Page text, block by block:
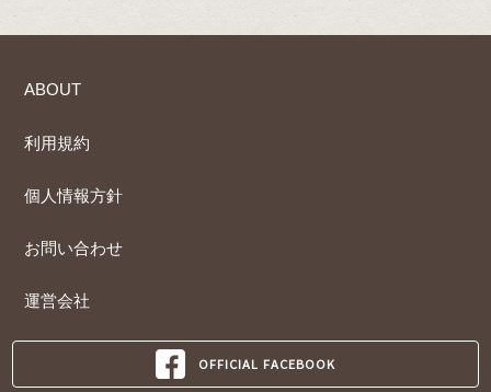
ABOUT
利用規約
個人情報方針
お問い合わせ
運営会社
OFFICIAL FACEBOOK